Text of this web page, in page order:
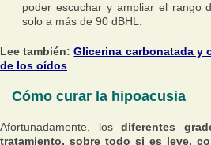
poder escuchar y ampliar el rango
solo a más de 90 dBHL.
Lee también:Glicerina carbonatada y
de los oídos
Cómo curar la hipoacusia
Afortunadamente, los diferentes
tratamiento, sobre todo si es leve,